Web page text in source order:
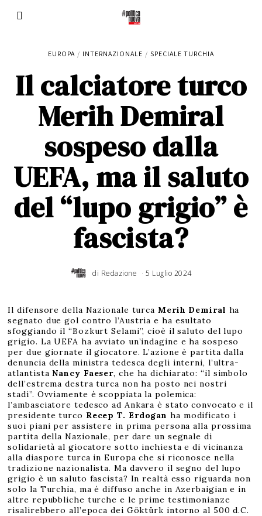
EUROPA / INTERNAZIONALE / SPECIALE TURCHIA
Il calciatore turco
Merih Demiral
sospeso dalla
UEFA, ma il saluto
del “lupo grigio” è
fascista?
di Redazione 5 Luglio 2024
Il difensore della Nazionale turca Merih Demiral ha
segnato due gol contro l’Austria e ha esultato
sfoggiando il “Bozkurt Selami”, cioè il saluto del lupo
grigio. La UEFA ha avviato un’indagine e ha sospeso
per due giornate il giocatore. L’azione è partita dalla
denuncia della ministra tedesca degli interni, l’ultra-
atlantistaNancy Faeser, che ha dichiarato: “il simbolo
dell’estrema destra turca non ha posto nei nostri
stadi”. Ovviamente è scoppiata la polemica:
l’ambasciatore tedesco ad Ankara è stato convocato e il
presidente turco Recep T. Erdogan ha modificato i
suoi piani per assistere in prima persona alla prossima
partita della Nazionale, per dare un segnale di
solidarietà al giocatore sotto inchiesta e di vicinanza
alla diaspore turca in Europa che si riconosce nella
tradizione nazionalista. Ma davvero il segno del lupo
grigio è un saluto fascista? In realtà esso riguarda non
solo la Turchia, ma è diffuso anche in Azerbaigian e in
altre repubbliche turche e le prime testimonianze
risalirebbero all’epoca dei Göktürk intorno al 500 d.C.